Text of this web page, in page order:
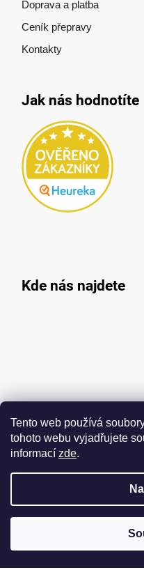
Tento web používá
tohoto webu vyjadřujete
informací zde.
Doprava a platba
Ceník přepravy
Kontakty
Jak nás hodnotíte
Kde nás najdete